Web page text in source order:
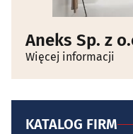
Aneks Sp. z
Więcej informacji
KATALOG FIRM